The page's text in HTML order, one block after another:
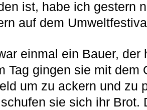
ist, habe ich gestern
auf dem
einmal ein Bauer, der
Tag gingen sie mit dem
um zu ackern und zu
sie sich ihr Brot.